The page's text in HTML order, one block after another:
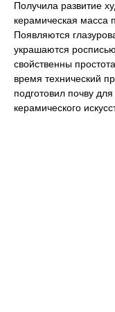
Получила развитие
керамическая масса
Появляются
украшаются
свойственны
время технический
подготовил почву
керамического